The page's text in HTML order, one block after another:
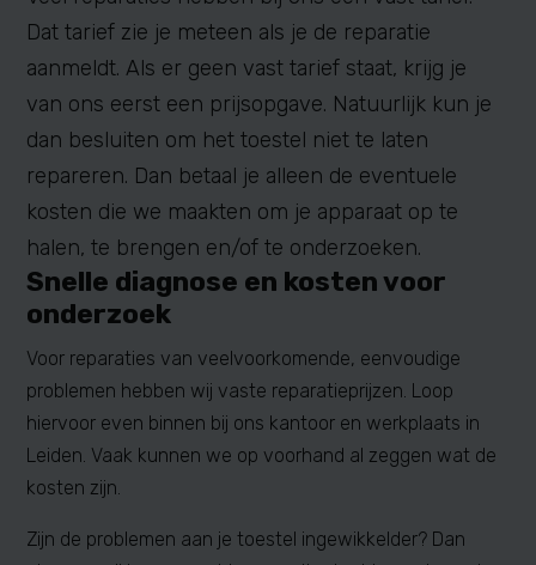
Dat tarief zie je meteen als je de reparatie
aanmeldt. Als er geen vast tarief staat, krijg je
van ons eerst een prijsopgave. Natuurlijk kun je
dan besluiten om het toestel niet te laten
repareren. Dan betaal je alleen de eventuele
kosten die we maakten om je apparaat op te
halen, te brengen en/of te onderzoeken.
Snelle diagnose en kosten voor
onderzoek
Voor reparaties van veelvoorkomende, eenvoudige
problemen hebben wij vaste reparatieprijzen. Loop
hiervoor even binnen bij ons kantoor en werkplaats in
Leiden. Vaak kunnen we op voorhand al zeggen wat de
kosten zijn.
Zijn de problemen aan je toestel ingewikkelder? Dan